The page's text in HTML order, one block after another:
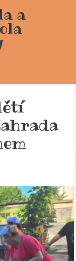
a